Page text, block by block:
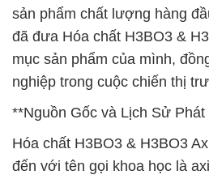
sản phẩm chất lượng hàng
đã đưa Hóa chất H3BO3 &
mục sản phẩm của mình,
nghiệp trong cuộc chiến thị
**Nguồn Gốc và Lịch Sử Phát
Hóa chất H3BO3 & H3BO3
đến với tên gọi khoa học là